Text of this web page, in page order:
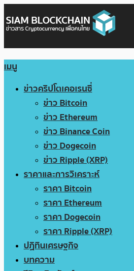
เมนู
ข่าวคริปโตเคอเรนซี่
ข่าว Bitcoin
ข่าว Ethereum
ข่าว Binance Coin
ข่าว Dogecoin
ข่าว Ripple (XRP)
ราคาและการวิเคราะห์
ราคา Bitcoin
ราคา Ethereum
ราคา Dogecoin
ราคา Ripple (XRP)
ปฏิทินเศรษฐกิจ
บทความ